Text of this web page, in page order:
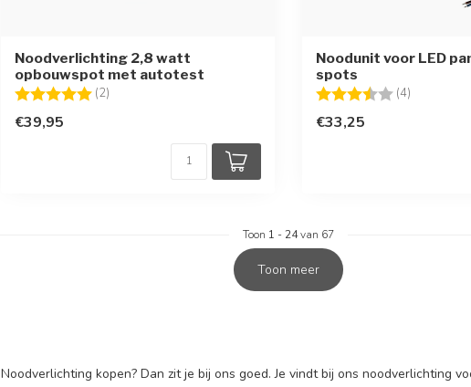
Noodverlichting 2,8 watt
opbouwspot met autotest
Beoordeling: (2)
€39,95
Noodunit voor LED
spots
Beoordeling: (4)
€33,25
Toon 1 - 24van 67
Toon meer
Noodverlichting kopen? Dan zit je bij ons goed. Je vindt bij ons noodverlichting